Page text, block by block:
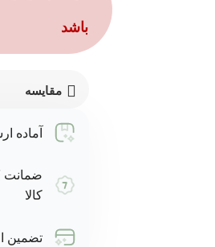
باشد
مقایسه
آماده
کالا
تضمین